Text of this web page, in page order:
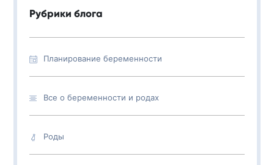
Рубрики блога
Планирование беременности
Все о беременности и родах
Роды